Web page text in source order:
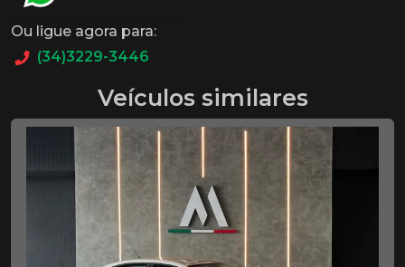
Ou ligue agora para:
(34)3229-3446
Veículos similares